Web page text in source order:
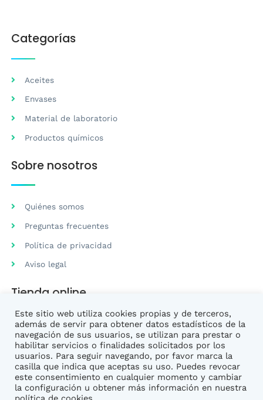
Categorías
Aceites
Envases
Material de laboratorio
Productos químicos
Sobre nosotros
Quiénes somos
Preguntas frecuentes
Política de privacidad
Aviso legal
Tienda online
Preguntas frecuentes
Condiciones de venta
Este sitio web utiliza cookies propias y de terceros,
además de servir para obtener datos estadísticos de la
navegación de sus usuarios, se utilizan para prestar o
habilitar servicios o finalidades solicitados por los
usuarios. Para seguir navegando, por favor marca la
casilla que indica que aceptas su uso. Puedes revocar
este consentimiento en cualquier momento y cambiar
la configuración u obtener más información en nuestra